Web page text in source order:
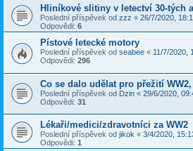
Hliníkové slitiny v letectví 30-tých
Poslední příspěvek od zzz « 26/7/2020,
Odpovědi: 6
Pístové letecké motory
Poslední příspěvek od seabee « 11/7/2020,
Odpovědi: 296
Co se dalo udělat pro přežití
Poslední příspěvek od Dzin « 29/6/2020,
Odpovědi: 31
Lékaři/medici/zdravotníci za WW2
Poslední příspěvek od jikok « 3/4/2020,
Odpovědi: 1